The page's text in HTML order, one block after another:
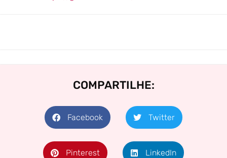
COMPARTILHE:
Facebook Twitter
Pinterest LinkedIn